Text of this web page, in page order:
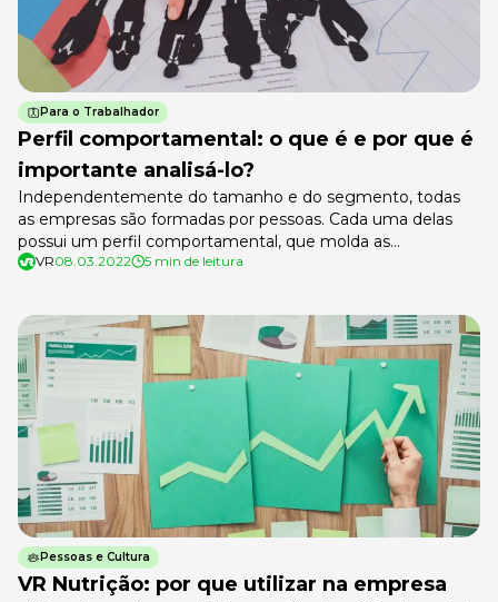
Para o Trabalhador
Perfil comportamental: o que é e por que é
importante analisá-lo?
Independentemente do tamanho e do segmento, todas
as empresas são formadas por pessoas. Cada uma delas
possui um perfil comportamental, que molda as
características da equipe que faz parte da companhia.
para o desenvolvimento empresarial. Pensando nisso,
preparamos este artigo com […]
VR08.03.2022 5 min de leitura
Pessoas e Cultura
VR Nutrição: por que utilizar na empresa